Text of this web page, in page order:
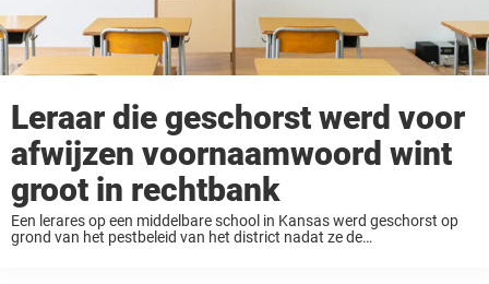
Leraar die geschorst werd voor
afwijzen voornaamwoord wint
groot in rechtbank
Een lerares op een middelbare school in Kansas werd geschorst op
grond van het pestbeleid van het district nadat ze de